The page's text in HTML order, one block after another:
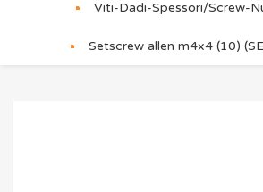
Viti-Dadi-Spessori/Screw-
Setscrew allen m4x4 (10)